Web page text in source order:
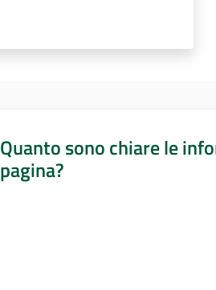
Quanto sono chiare le
pagina?